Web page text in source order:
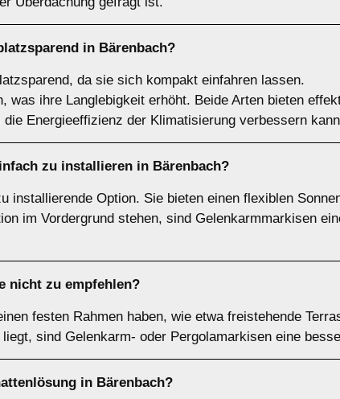
in Bärenbach?
da sie sich kompakt einfahren lassen.
ihre Langlebigkeit erhöht. Beide Arten bieten
Energieeffizienz der Klimatisierung verbessern
zu installieren in Bärenbach?
installierende Option. Sie bieten einen flexiblen
im Vordergrund stehen, sind Gelenkarmmarkisen
nicht zu empfehlen?
festen Rahmen haben, wie etwa freistehende
sind Gelenkarm- oder Pergolamarkisen eine
in Bärenbach?